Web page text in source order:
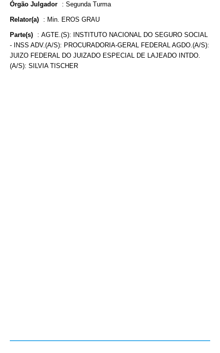
Órgão Julgador : Segunda Turma
Relator(a) : Min. EROS GRAU
Parte(s) : AGTE.(S): INSTITUTO NACIONAL DO SEGURO SOCIAL
- INSS ADV.(A/S): PROCURADORIA-GERAL FEDERAL AGDO.(A/S):
JUIZO FEDERAL DO JUIZADO ESPECIAL DE LAJEADO INTDO.
(A/S): SILVIA TISCHER